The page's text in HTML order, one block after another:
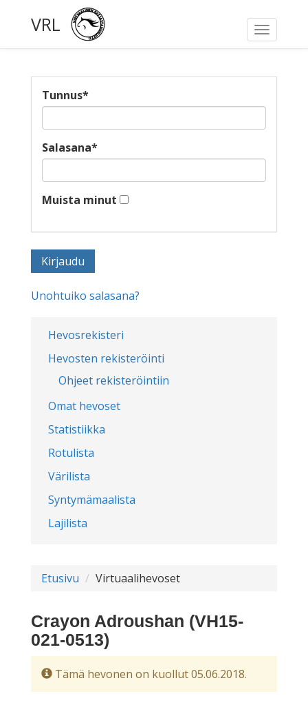
Toggle
VRL
Hevosrekisteri
Hevosten rekisteröinti
Ohjeet rekisteröintiin
Omat hevoset
Statistiikka
Rotulista
Värilista
Syntymämaalista
Lajilista
Tunnus*
Salasana*
Muista minut
Unohtuiko salasana?
Etusivu Virtuaalihevoset
Crayon Adroushan (VH15-
021-0513)
Tämä hevonen on kuollut 05.06.2018.